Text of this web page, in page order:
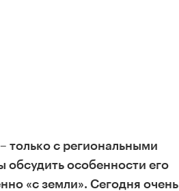
только с региональными
обсудить особенности его
«с земли». Сегодня очень